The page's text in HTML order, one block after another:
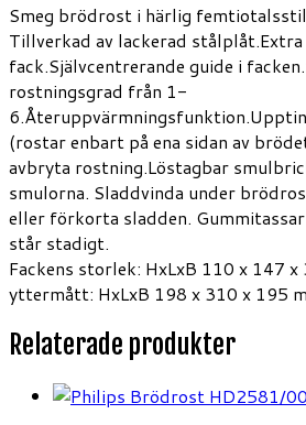
Smeg brödrost i härlig
Tillverkad av lackerad
fack.Självcentrerande guide i
rostningsgrad från 1-
(rostar enbart på ena sidan av
avbryta rostning.Löstagbar
smulorna. Sladdvinda under
eller förkorta sladden.
står stadigt.
Fackens storlek: HxLxB 110 x 147
yttermått: HxLxB 198 x 310 x 195
Relaterade produkter